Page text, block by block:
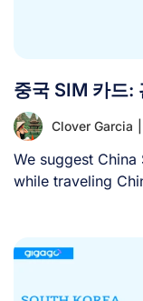
중국 SIM 카드:
Clover Garcia
We suggest
while traveling